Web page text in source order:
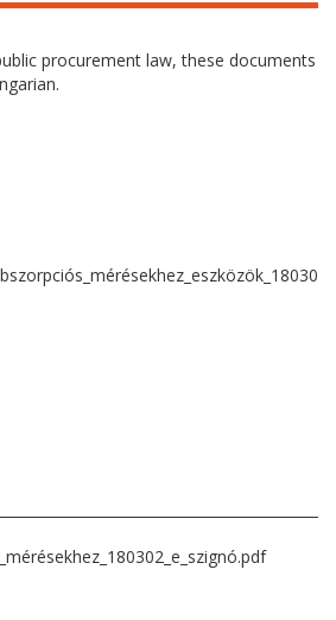
procurement law, these documents